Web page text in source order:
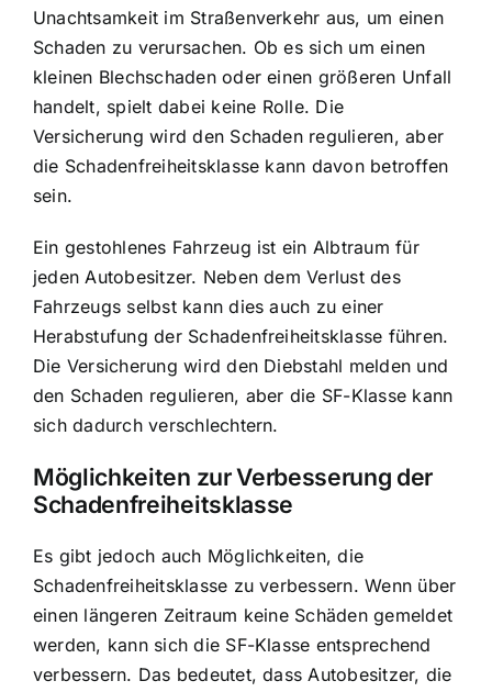
Unachtsamkeit im Straßenverkehr aus, um einen
Schaden zu verursachen. Ob es sich um einen
kleinen Blechschaden oder einen größeren Unfall
handelt, spielt dabei keine Rolle. Die
Versicherung wird den Schaden regulieren, aber
die Schadenfreiheitsklasse kann davon betroffen
sein.
Ein gestohlenes Fahrzeug ist ein Albtraum für
jeden Autobesitzer. Neben dem Verlust des
Fahrzeugs selbst kann dies auch zu einer
Herabstufung der Schadenfreiheitsklasse führen.
Die Versicherung wird den Diebstahl melden und
den Schaden regulieren, aber die SF-Klasse kann
sich dadurch verschlechtern.
Möglichkeiten zur Verbesserung der
Schadenfreiheitsklasse
Es gibt jedoch auch Möglichkeiten, die
Schadenfreiheitsklasse zu verbessern. Wenn über
einen längeren Zeitraum keine Schäden gemeldet
werden, kann sich die SF-Klasse entsprechend
verbessern. Das bedeutet, dass Autobesitzer, die